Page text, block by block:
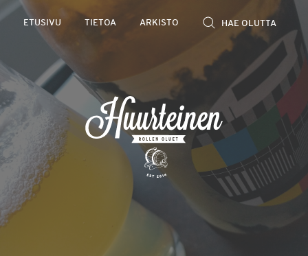
Rollen
ETUSIVU TIETOA ARKISTO